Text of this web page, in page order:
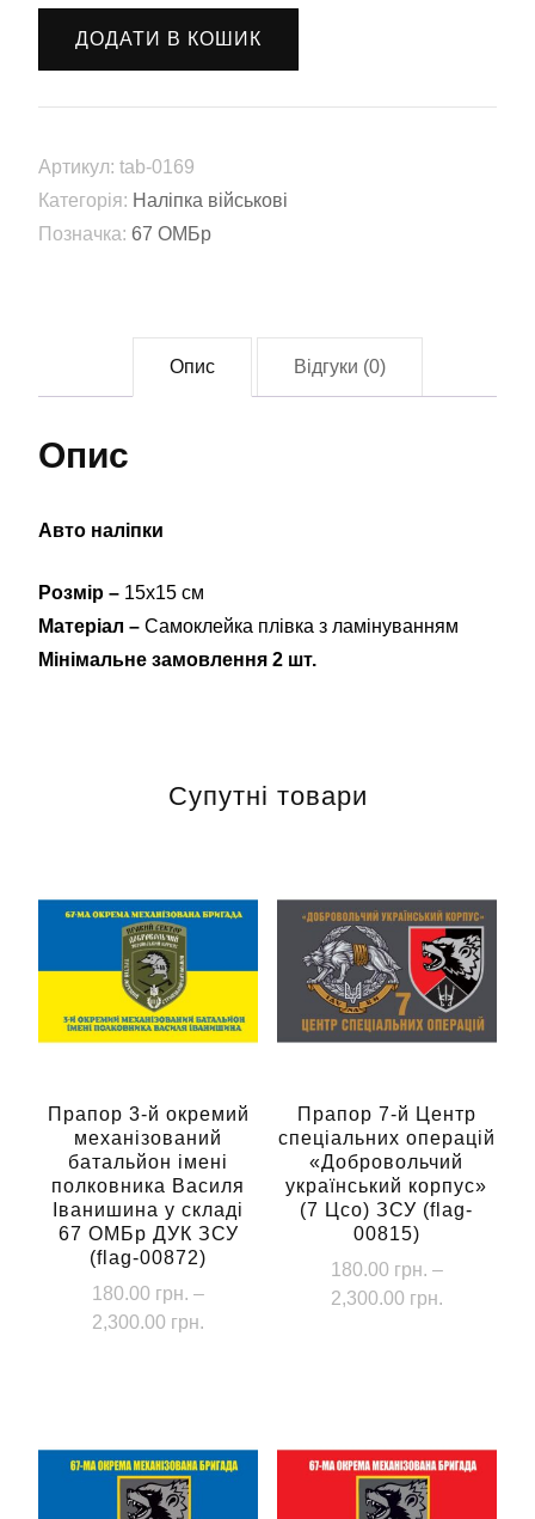
0169)
кількість
ДОДАТИ В КОШИК
Артикул: tab-0169
Категорія: Наліпка військові
Позначка: 67 ОМБр
Опис Відгуки (0)
Опис
Авто наліпки
Розмір – 15х15 см
Матеріал – Самоклейка плівка з ламінуванням
Мінімальне замовлення 2 шт.
Супутні товари
Прапор 3-й окремий
механізований
батальйон імені
полковника Василя
Іванишина у складі
67 ОМБр ДУК ЗСУ
(flag-00872)
180.00 грн. –
2,300.00 грн.
2,300.00 грн.
кілька
варіантів.
Прапор 7-й Центр
спеціальних операцій
«Добровольчий
український корпус»
(7 Цсо) ЗСУ (flag-
00815)
180.00 грн. –
2,300.00 грн.
варіантів.
Параметри